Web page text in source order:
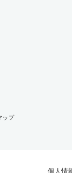
ップ
個人情